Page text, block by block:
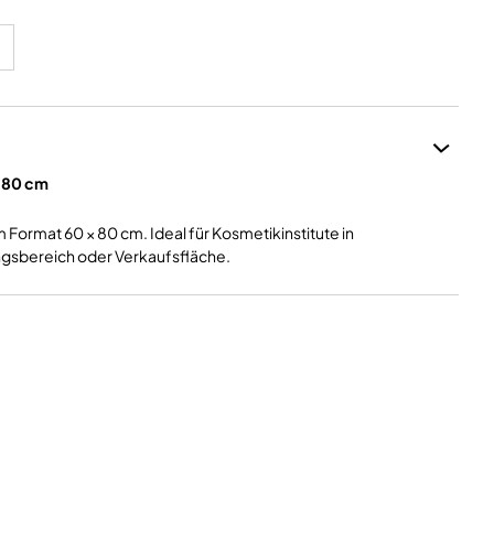
80 cm
60 × 80 cm. Ideal für Kosmetikinstitute in
oder Verkaufsfläche.